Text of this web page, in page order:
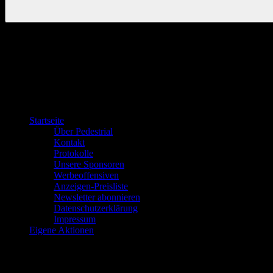
Startseite
Über Pedestrial
Kontakt
Protokolle
Unsere Sponsoren
Werbeoffensiven
Anzeigen-Preisliste
Newsletter abonnieren
Datenschutzerklärung
Impressum
Eigene Aktionen